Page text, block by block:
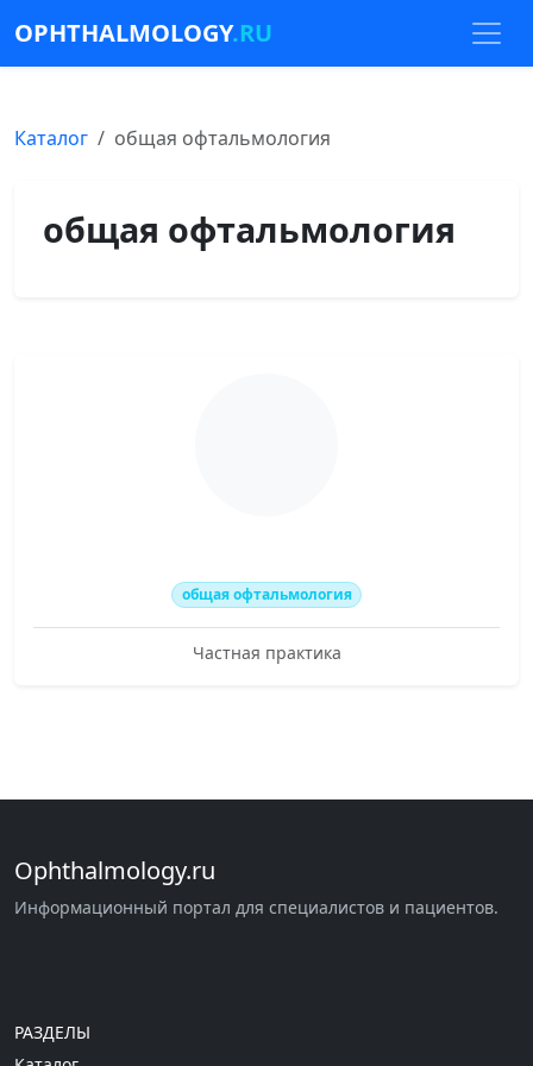
OPHTHALMOLOGY.RU
Каталог общая офтальмология
общая офтальмология
общая офтальмология
Частная практика
Ophthalmology.ru
Информационный портал для специалистов и пациентов.
РАЗДЕЛЫ